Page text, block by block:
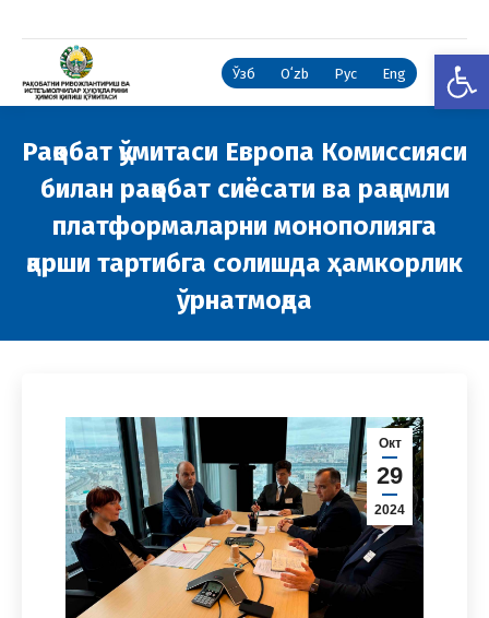
Ўзб Oʻzb Рус Eng
Рақобат қўмитаси Европа Комиссияси
билан рақобат сиёсати ва рақамли
платформаларни монополияга
қарши тартибга солишда ҳамкорлик
ўрнатмоқда
Окт
29
2024